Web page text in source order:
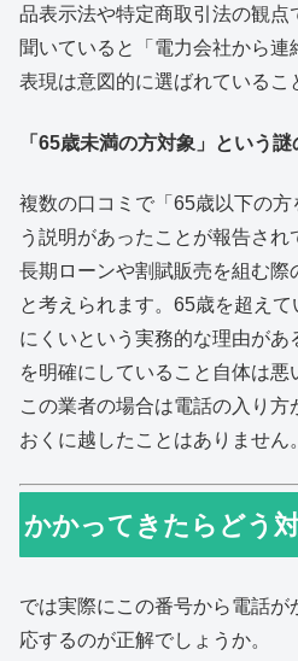
品表示法や特定商取引法の観点
聞いていると「電力会社から
表現は意図的に選ばれているこ
「65歳未満の方対象」という
複数の口コミで「65歳以下の
う説明があったことが報告され
長期ローンや割賦販売を組む
と考えられます。65歳を超え
にくいという実務的な理由があ
を明確にしていること自体は悪
この業者の場合は電話の入り方
おくに越したことはありません。
かかってきたらどう
では実際にこの番号から電話
応するのが正解でしょうか。